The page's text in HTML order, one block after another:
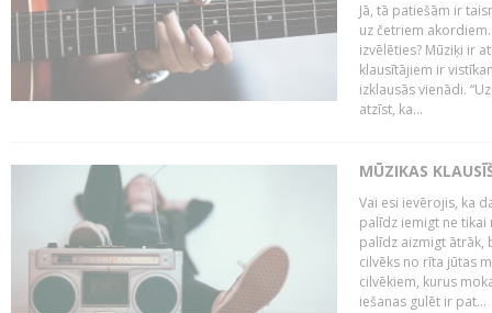
Jā, tā patiešām ir
uz četriem
izvēlēties? Mūziķi ir
klausītājiem ir
izklausās vienādi.
atzīst, ka...
MŪZIKAS
Vai esi ievērojis, ka
palīdz iemigt ne tikai
palīdz aizmigt ātrāk,
cilvēks no rīta jūtas
cilvēkiem, kurus
iešanas gulēt ir pat...